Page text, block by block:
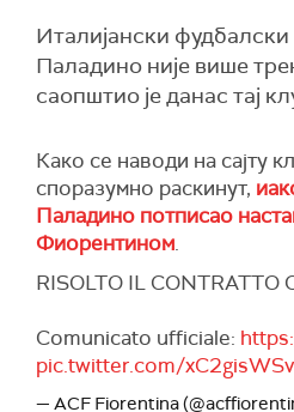
Италијански
Паладино није више
саопштио је данас тај
Како се наводи на сајту
споразумно раскинут,
Паладино потписао
Фиорентином.
RISOLTO IL CONTRATTO
Comunicato ufficiale:
pic.twitter.com/
— ACF Fiorentina